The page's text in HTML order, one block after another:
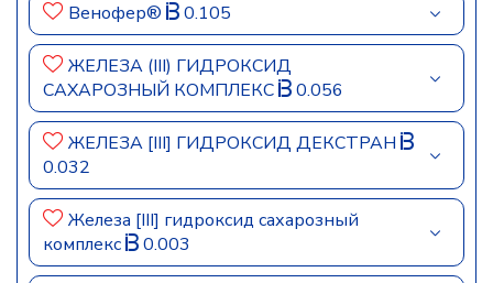
Венофер® 0.105
ЖЕЛЕЗА (III) ГИДРОКСИД
САХАРОЗНЫЙ КОМПЛЕКС
0.056
ЖЕЛЕЗА [III] ГИДРОКСИД ДЕКСТРАН
0.032
Железа [III] гидроксид сахарозный
комплекс
0.003